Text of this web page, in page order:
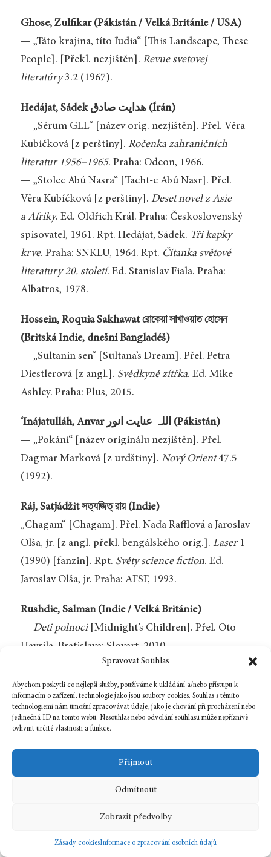
Spravovat Souhlas
Abychom poskytli co nejlepší služby, používáme k ukládání a/nebo přístupu k
informacím o zařízení, technologie jako jsou soubory cookies. Souhlas s těmito
technologiemi nám umožní zpracovávat údaje, jako je chování při procházení nebo
jedinečná ID na tomto webu. Nesouhlas nebo odvolání souhlasu může nepříznivě
ovlivnit určité vlastnosti a funkce.
Přijmout
Odmítnout
Zobrazit předvolby
Zásady cookiesInformace o zpracování osobních údajů
Ghose, Zulfikar (Pákistán / Velká Británie / USA)
— „Táto krajina, títo ľudia“ [This Landscape, These
People]. [Překl. nezjištěn]. Revue svetovej
literatúry3.2 (1967).
Hedájat, Sádek هدایت صادق (Írán)
— „Sérum GLL“ [název orig. nezjištěn]. Přel. Věra
Kubíčková [z perštiny]. Ročenka zahraničních
literatur 1956–1965. Praha: Odeon, 1966.
— „Stolec Abú Nasra“ [Tacht-e Abú Nasr]. Přel.
Věra Kubíčková [z perštiny]. Deset novel z Asie
a Afriky. Ed. Oldřich Král. Praha: Československý
spisovatel, 1961. Rpt. Hedájat, Sádek. Tři kapky
krve. Praha: SNKLU, 1964. Rpt. Čítanka světové
literatury 20. století. Ed. Stanislav Fiala. Praha:
Albatros, 1978.
Hossein, Roquia Sakhawat রোকেয়া সাখাওয়াত হোসেন
(Britská Indie, dnešní Bangladéš)
— „Sultanin sen“ [Sultana’s Dream]. Přel. Petra
Diestlerová [z angl.]. Svědkyně zítřka. Ed. Mike
Ashley. Praha: Plus, 2015.
‘Inájatulláh, Anvar اللہ عنایت انور (Pákistán)
— „Pokání“ [název originálu nezjištěn]. Přel.
Dagmar Marková [z urdštiny]. Nový Orient47.5
(1992).
Ráj, Satjádžit সত্যজিত্ রায় (Indie)
„Chagam“ [Chagam]. Přel. Naďa Rafflová a Jaroslav
Olša, jr. [z angl. překl. bengálského orig.]. Laser1
(1990) [fanzin]. Rpt. Světy science fiction. Ed.
Jaroslav Olša, jr. Praha: AFSF, 1993.
Rushdie, Salman (Indie / Velká Británie)
— Deti polnoci [Midnight’s Children]. Přel. Oto
Havrila. Bratislava: Slovart, 2010.
Dominik. Praha: Mladá fronta, 1995. 2. vyd. –
Praha: Paseka, 2009. 3. vyd. – Praha: Paseka, 2012.
—Hárún a moře příběhů
Stories]. Přel. Michal Strenk a Pavel Šrut. Praha:
Mladá fronta, 1994. 2. vyd. – Praha: Paseka, 2013.
Luka a oheň života[Lucca and the Fire of Life].